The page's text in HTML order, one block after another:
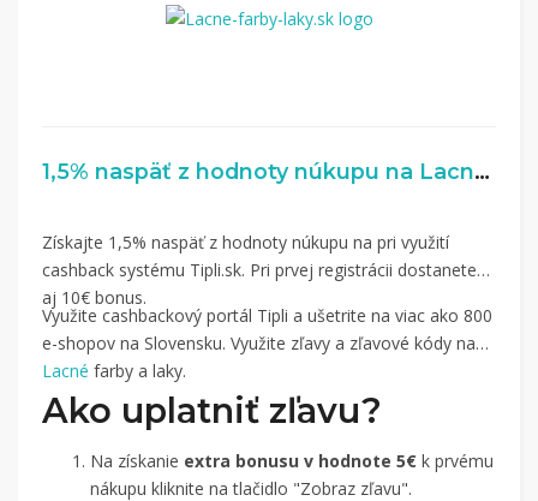
1,5% naspäť z hodnoty núkupu na Lacne-farby-laky.sk
Získajte 1,5% naspäť z hodnoty núkupu na pri využití
cashback systému Tipli.sk. Pri prvej registrácii dostanete
aj 10€ bonus.
Využite cashbackový portál Tipli a ušetrite na viac ako 800
e-shopov na Slovensku. Využite zľavy a zľavové kódy na
Lacné farby a laky.
Ako uplatniť zľavu?
Na získanie extra bonusu v hodnote 5€ k prvému
nákupu kliknite na tlačidlo "Zobraz zľavu".